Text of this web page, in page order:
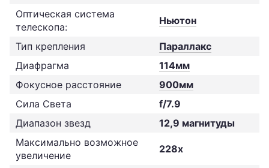
Оптическая система
телескопа:
Ньютон
Тип крепления
Параллакс
Диафрагма
114мм
Фокусное расстояние
900мм
Сила Света
f/7.9
Диапазон звезд
12,9 магнитуды
Максимально возможное
увеличение
228x